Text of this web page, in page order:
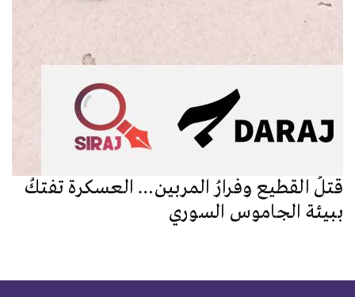
قتلُ القطيع وفرارُ المربين… العسكرة تفتكُ
ببيئة الجاموس السوري